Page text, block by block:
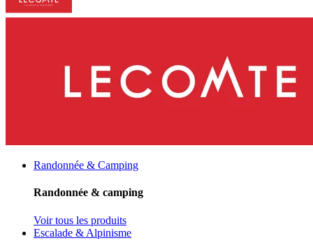
Randonnée & Camping
Randonnée & camping
Voir tous les produits
Escalade & Alpinisme